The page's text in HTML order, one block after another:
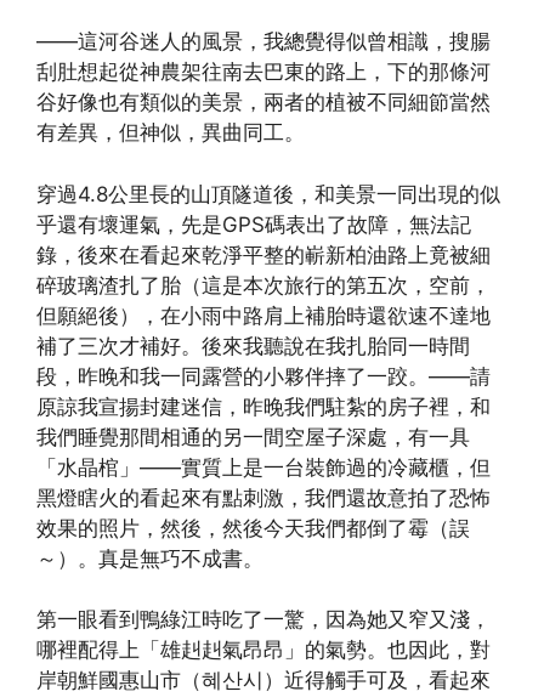
——這河谷迷人的風景，我總覺得似曾相識，搜腸
刮肚想起從神農架往南去巴東的路上，下的那條河
谷好像也有類似的美景，兩者的植被不同細節當然
有差異，但神似，異曲同工。
穿過4.8公里長的山頂隧道後，和美景一同出現的似
乎還有壞運氣，先是GPS碼表出了故障，無法記
錄，後來在看起來乾淨平整的嶄新柏油路上竟被細
碎玻璃渣扎了胎（這是本次旅行的第五次，空前，
但願絕後），在小雨中路肩上補胎時還欲速不達地
補了三次才補好。後來我聽說在我扎胎同一時間
段，昨晚和我一同露營的小夥伴摔了一跤。——請
原諒我宣揚封建迷信，昨晚我們駐紮的房子裡，和
我們睡覺那間相通的另一間空屋子深處，有一具
「水晶棺」——實質上是一台裝飾過的冷藏櫃，但
黑燈瞎火的看起來有點刺激，我們還故意拍了恐怖
效果的照片，然後，然後今天我們都倒了霉（誤
～）。真是無巧不成書。
第一眼看到鴨綠江時吃了一驚，因為她又窄又淺，
哪裡配得上「雄赳赳氣昂昂」的氣勢。也因此，對
岸朝鮮國惠山市（혜산시）近得觸手可及，看起來